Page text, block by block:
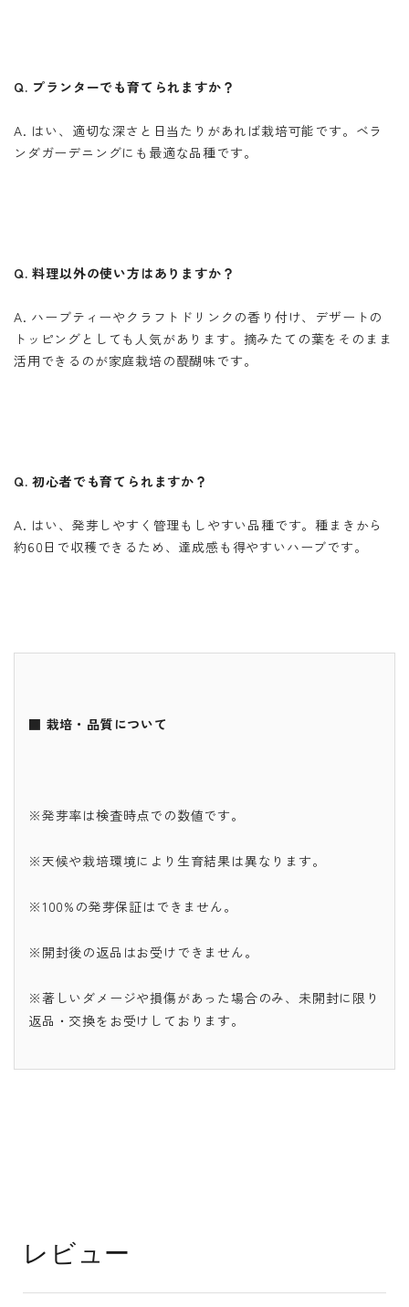
Q. プランターでも育てられますか？
A. はい、適切な深さと日当たりがあれば栽培可能です。ベラ
ンダガーデニングにも最適な品種です。
Q. 料理以外の使い方はありますか？
A. ハーブティーやクラフトドリンクの香り付け、デザートの
トッピングとしても人気があります。摘みたての葉をそのまま
活用できるのが家庭栽培の醍醐味です。
Q. 初心者でも育てられますか？
A. はい、発芽しやすく管理もしやすい品種です。種まきから
約60日で収穫できるため、達成感も得やすいハーブです。
■ 栽培・品質について
※発芽率は検査時点での数値です。
※天候や栽培環境により生育結果は異なります。
※100%の発芽保証はできません。
※開封後の返品はお受けできません。
※著しいダメージや損傷があった場合のみ、未開封に限り
返品・交換をお受けしております。
レビュー